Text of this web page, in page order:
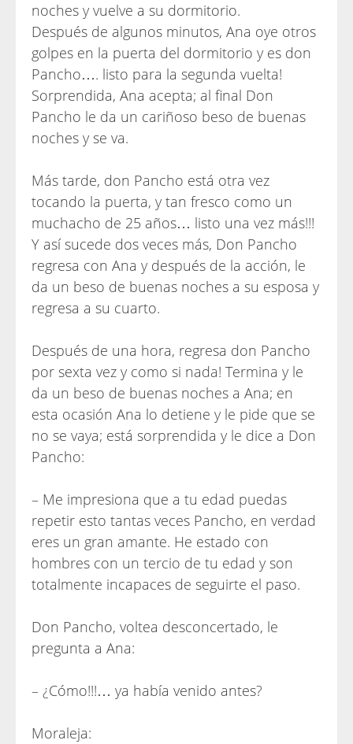
noches y vuelve a su dormitorio.
Después de algunos minutos, Ana oye otros
golpes en la puerta del dormitorio y es don
Pancho…. listo para la segunda vuelta!
Sorprendida, Ana acepta; al final Don
Pancho le da un cariñoso beso de buenas
noches y se va.
Más tarde, don Pancho está otra vez
tocando la puerta, y tan fresco como un
muchacho de 25 años… listo una vez más!!!
Y así sucede dos veces más, Don Pancho
regresa con Ana y después de la acción, le
da un beso de buenas noches a su esposa y
regresa a su cuarto.
Después de una hora, regresa don Pancho
por sexta vez y como si nada! Termina y le
da un beso de buenas noches a Ana; en
esta ocasión Ana lo detiene y le pide que se
no se vaya; está sorprendida y le dice a Don
Pancho:
– Me impresiona que a tu edad puedas
repetir esto tantas veces Pancho, en verdad
eres un gran amante. He estado con
hombres con un tercio de tu edad y son
totalmente incapaces de seguirte el paso.
Don Pancho, voltea desconcertado, le
pregunta a Ana:
– ¿Cómo!!!… ya había venido antes?
Moraleja: